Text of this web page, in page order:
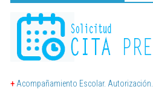
+ Acompañamiento Escolar. Autorización.